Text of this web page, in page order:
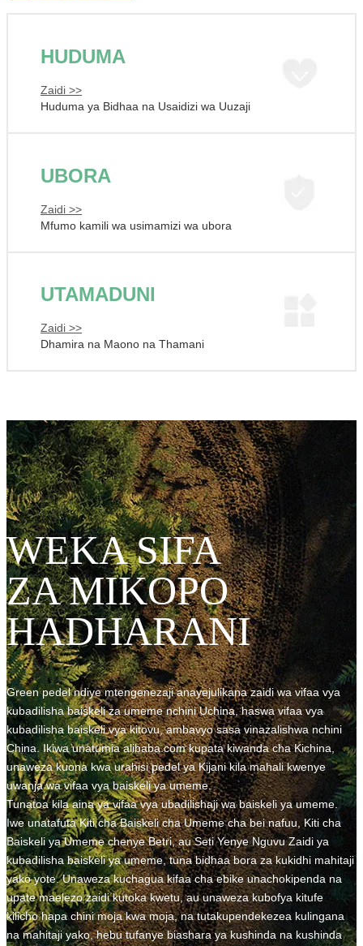
HUDUMA
Zaidi >>
Huduma ya Bidhaa na Usaidizi wa Uuzaji
UBORA
Zaidi >>
Mfumo kamili wa usimamizi wa ubora
UTAMADUNI
Zaidi >>
Dhamira na Maono na Thamani
WEKA SIFA
ZA MIKOPO
HADHARANI
Green pedel ndiye mtengenezaji anayejulikana zaidi wa vifaa vya
kubadilisha baiskeli za umeme nchini Uchina, haswa vifaa vya
kubadilisha baiskeli vya kitovu, ambavyo sasa vinazalishwa nchini
China. Ikiwa unatumia alibaba.com kupata kiwanda cha Kichina,
unaweza kuona kwa urahisi pedel ya Kijani kila mahali kwenye
uwanja wa vifaa vya baiskeli ya umeme.
Tunatoa kila aina ya vifaa vya ubadilishaji wa baiskeli ya umeme.
Iwe unatafuta Kiti cha Baiskeli cha Umeme cha bei nafuu, Kiti cha
Baiskeli ya Umeme chenye Betri, au Seti Yenye Nguvu Zaidi ya
kubadilisha baiskeli ya umeme, tuna bidhaa bora za kukidhi mahitaji
yako yote. Unaweza kuchagua kifaa cha ebike unachokipenda na
upate maelezo zaidi kutoka kwetu, au unaweza kubofya kitufe
kilicho hapa chini moja kwa moja, na tutakupendekezea kulingana
na mahitaji yako, hebu tufanye biashara ya kushinda na kushinda